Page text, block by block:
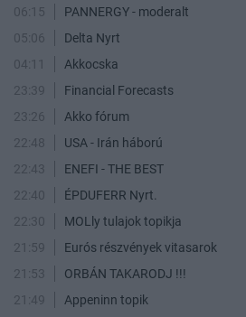
06:15
PANNERGY - moderalt
05:06
Delta Nyrt
04:11
Akkocska
23:39
Financial Forecasts
23:26
Akko fórum
22:48
USA - Irán háború
22:43
ENEFI - THE BEST
22:40
ÉPDUFERR Nyrt.
22:30
MOLly tulajok topikja
21:59
Eurós részvények vitasarok
21:53
ORBÁN TAKARODJ !!!
21:49
Appeninn topik